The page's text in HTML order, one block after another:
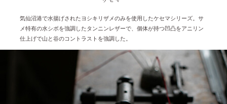
気仙沼港で水揚げされたヨシキリザメのみを使用したケセマシリーズ。サ
メ特有の水シボを強調したタンニンレザーで、個体が持つ凹凸をアニリン
仕上げで山と谷のコントラストを強調した。